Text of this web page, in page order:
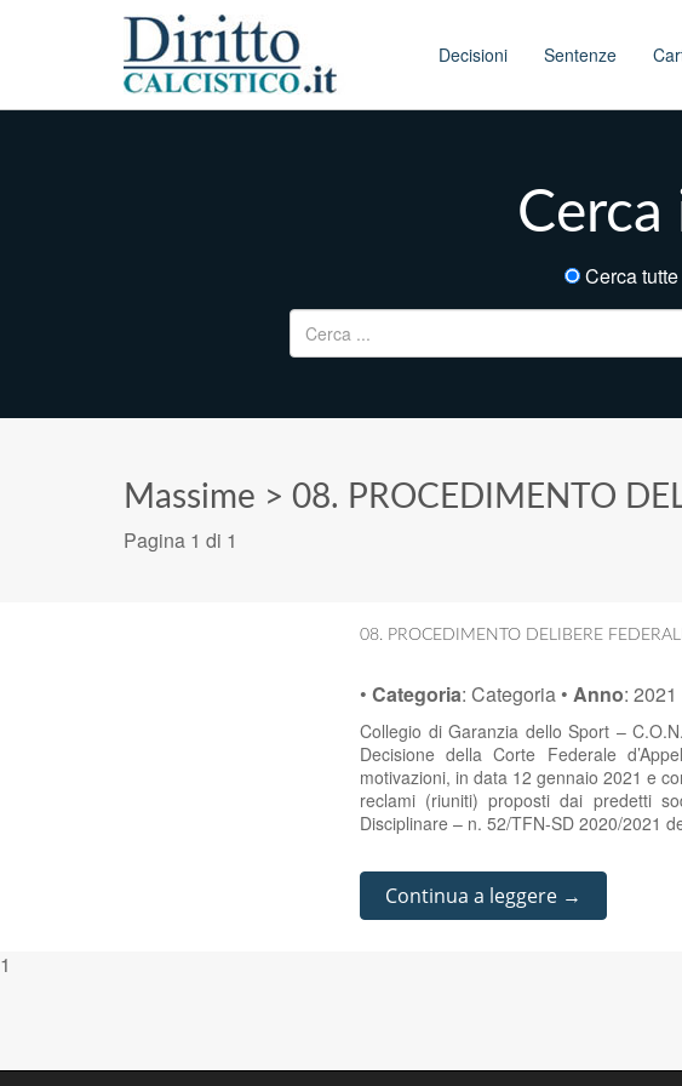
Main menu Decisioni Sentenze
Cerca
Ricerca per:
Massime > 08. PROCEDIMENTO
Pagina 1 di 1
08. PROCEDIMENTO DELIBERE FEDERALI
• Categoria: Categoria • Anno: 2021
Collegio di Garanzia dello Sport –
Decisione della Corte Federale
motivazioni, in data 12 gennaio 2021 e
reclami (riuniti) proposti dai predetti
Disciplinare – n. 52/TFN-SD 2020/2021
Continua a leggere →
1